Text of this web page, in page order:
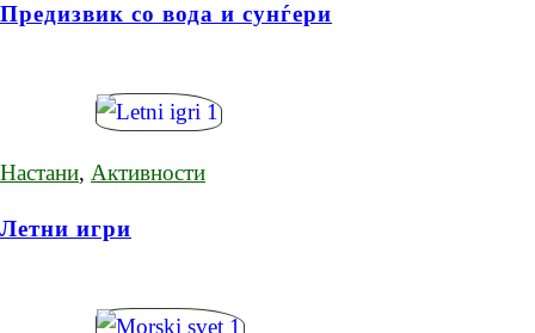
Предизвик со вода и сунѓери
Настани, Активности
Летни игри